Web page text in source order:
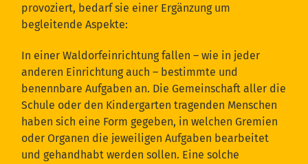
provoziert, bedarf sie einer Ergänzung um
begleitende Aspekte:
In einer Waldorfeinrichtung fallen – wie in jeder
anderen Einrichtung auch – bestimmte und
benennbare Aufgaben an. Die Gemeinschaft aller die
Schule oder den Kindergarten tragenden Menschen
haben sich eine Form gegeben, in welchen Gremien
oder Organen die jeweiligen Aufgaben bearbeitet
und gehandhabt werden sollen. Eine solche